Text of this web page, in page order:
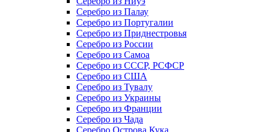
Серебро из Палау
Серебро из Португалии
Серебро из Приднестровья
Серебро из России
Серебро из Самоа
Серебро из СССР, РСФСР
Серебро из США
Серебро из Тувалу
Серебро из Украины
Серебро из Франции
Серебро из Чада
Серебро Острова Кука